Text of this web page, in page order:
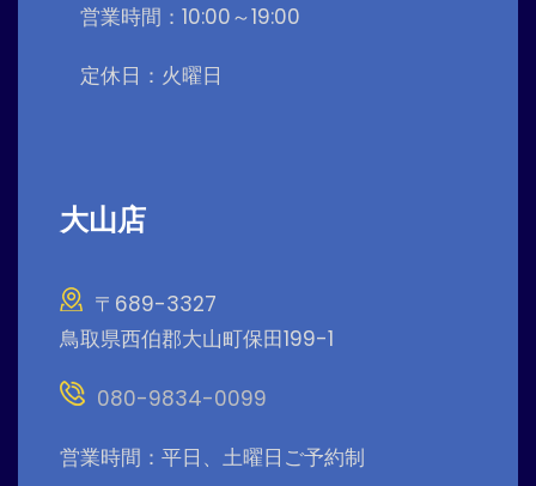
営業時間：10:00～19:00
定休日：火曜日
大山店
〒689-3327
鳥取県西伯郡大山町保田199-1
080-9834-0099
営業時間：平日、土曜日ご予約制